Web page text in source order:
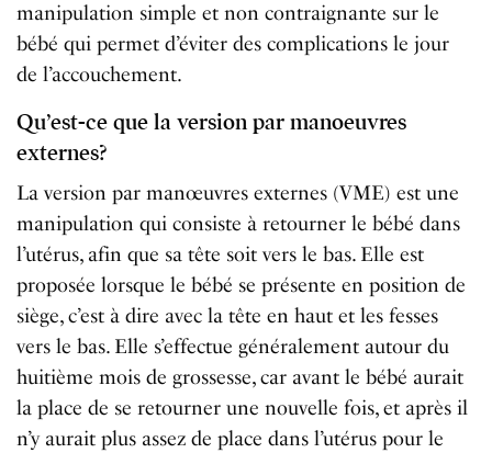
manipulation simple et non contraignante sur le
bébé qui permet d’éviter des complications le jour
de l’accouchement.
Qu’est-ce que la version par manoeuvres
externes?
La version par manœuvres externes (VME) est une
manipulation qui consiste à retourner le bébé dans
l’utérus, afin que sa tête soit vers le bas. Elle est
proposée lorsque le bébé se présente en position de
siège, c’est à dire avec la tête en haut et les fesses
vers le bas. Elle s’effectue généralement autour du
huitième mois de grossesse, car avant le bébé aurait
la place de se retourner une nouvelle fois, et après il
n’y aurait plus assez de place dans l’utérus pour le